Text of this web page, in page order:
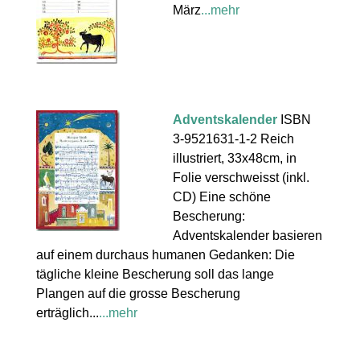
März...mehr
Adventskalender ISBN
3-9521631-1-2 Reich
illustriert, 33x48cm, in
Folie verschweisst (inkl.
CD) Eine schöne
Bescherung:
Adventskalender basieren
auf einem durchaus humanen Gedanken: Die
tägliche kleine Bescherung soll das lange
Plangen auf die grosse Bescherung
erträglich......mehr